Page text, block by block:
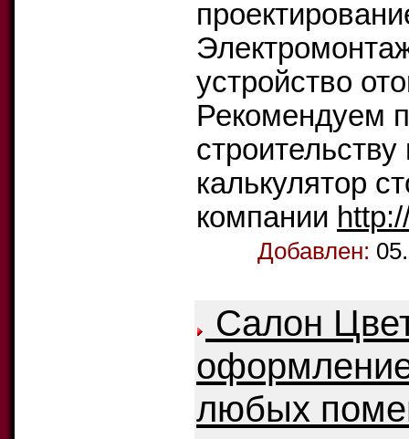
устройство
Рекомендуем
калькулятор
компании
Добавлен:
Салон
любых